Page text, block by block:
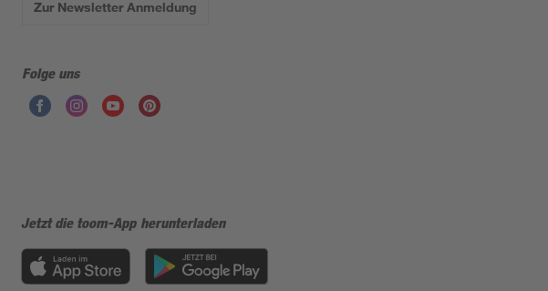
Zur Newsletter Anmeldung
Folge uns
Jetzt die toom-App herunterladen